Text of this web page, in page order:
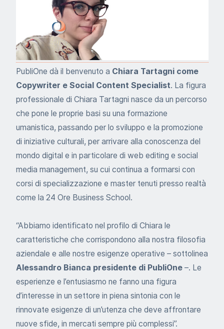
PubliOne dà il benvenuto a Chiara Tartagni come
Copywriter e Social Content Specialist. La figura
professionale di Chiara Tartagni nasce da un percorso
che pone le proprie basi su una formazione
umanistica, passando per lo sviluppo e la promozione
di iniziative culturali, per arrivare alla conoscenza del
mondo digital e in particolare di web editing e social
media management, su cui continua a formarsi con
corsi di specializzazione e master tenuti presso realtà
come la 24 Ore Business School.
“Abbiamo identificato nel profilo di Chiara le
caratteristiche che corrispondono alla nostra filosofia
aziendale e alle nostre esigenze operative – sottolinea
Alessandro Bianca presidente di PubliOne –. Le
esperienze e l’entusiasmo ne fanno una figura
d’interesse in un settore in piena sintonia con le
rinnovate esigenze di un’utenza che deve affrontare
nuove sfide, in mercati sempre più complessi”.